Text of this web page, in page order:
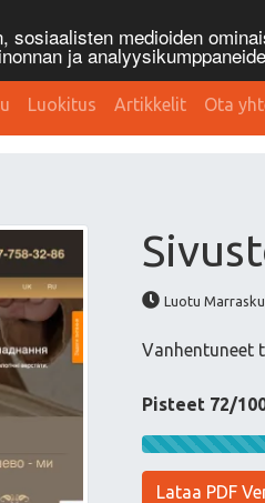
medioiden
ja
Luokitus Artikkelit Ota
Luotu
Vanhentuneet
Pisteet 72/
Lataa PDF